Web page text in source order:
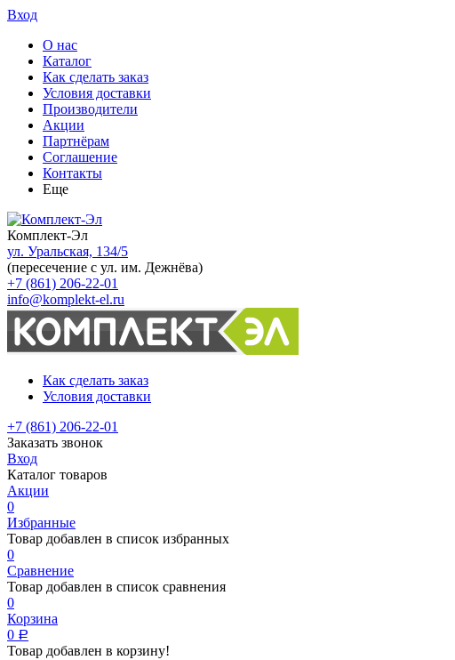
Вход
О нас
Каталог
Как сделать заказ
Условия доставки
Производители
Акции
Партнёрам
Соглашение
Контакты
Еще
Комплект-Эл
ул. Уральская, 134/5
(пересечение с ул. им. Дежнёва)
+7 (861) 206-22-01
info@komplekt-el.ru
Как сделать заказ
Условия доставки
+7 (861) 206-22-01
Заказать звонок
Вход
Каталог товаров
Акции
0
Избранные
Товар добавлен в список избранных
0
Сравнение
Товар добавлен в список сравнения
0
Корзина
0 Р
Товар добавлен в корзину!